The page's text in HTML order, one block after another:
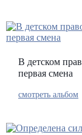
В детском
первая смена
смотреть альбом